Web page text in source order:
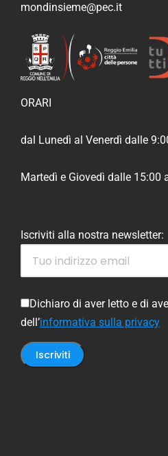
mondinsieme@pec.it
ORARI
dal Lunedì al Venerdì dalle
Martedì e Giovedì dalle 15:00
Iscriviti alla nostra
Dichiaro di aver letto e di
dell’informativa sulla privacy